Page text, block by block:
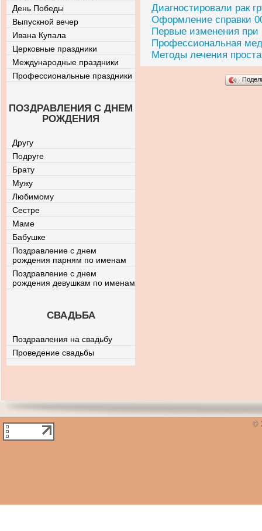
Диагностировали рак
Оформление справки
Первые изменения при
Профессиональная
Методы лечения
День Победы
Выпускной вечер
Ивана Купала
Церковные праздники
Международные праздники
Профессиональные праздники
ПОЗДРАВЛЕНИЯ С ДНЕМ
РОЖДЕНИЯ
Другу
Подруге
Брату
Мужу
Любимому
Сестре
Маме
Бабушке
Поздравление с днем
рождения парням по именам
Поздравление с днем
рождения девушкам по именам
СВАДЬБА
Поздравления на свадьбу
Проведение свадьбы
©